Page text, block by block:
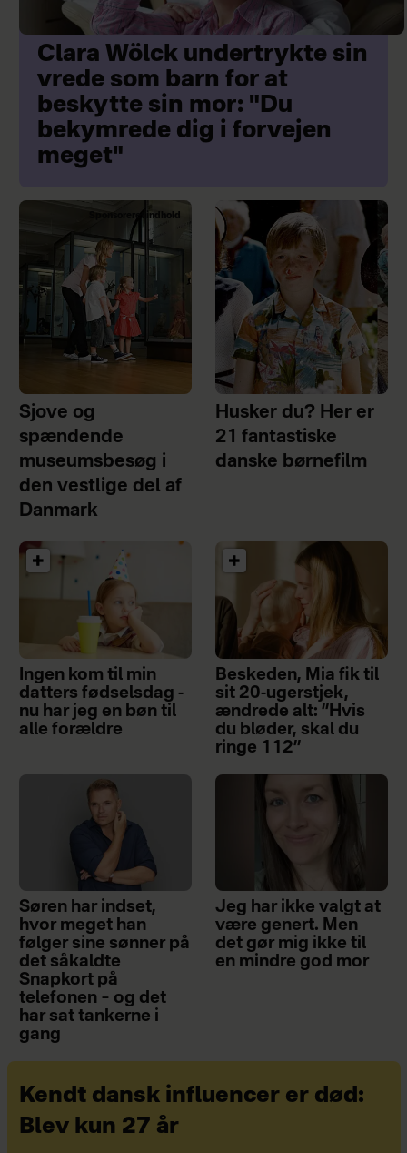
Clara Wölck undertrykte sin
vrede som barn for at
beskytte sin mor: "Du
bekymrede dig i forvejen
meget"
Sponsoreret indhold
Sjove og
spændende
museumsbesøg i
den vestlige del af
Danmark
Husker du? Her er
21 fantastiske
danske børnefilm
Ingen kom til min
datters fødselsdag -
nu har jeg en bøn til
alle forældre
Beskeden, Mia fik til
sit 20-ugerstjek,
ændrede alt: ”Hvis
du bløder, skal du
ringe 112”
Søren har indset,
hvor meget han
følger sine sønner på
det såkaldte
Snapkort på
telefonen – og det
har sat tankerne i
gang
Jeg har ikke valgt at
være genert. Men
det gør mig ikke til
en mindre god mor
Kendt dansk influencer er død:
Blev kun 27 år